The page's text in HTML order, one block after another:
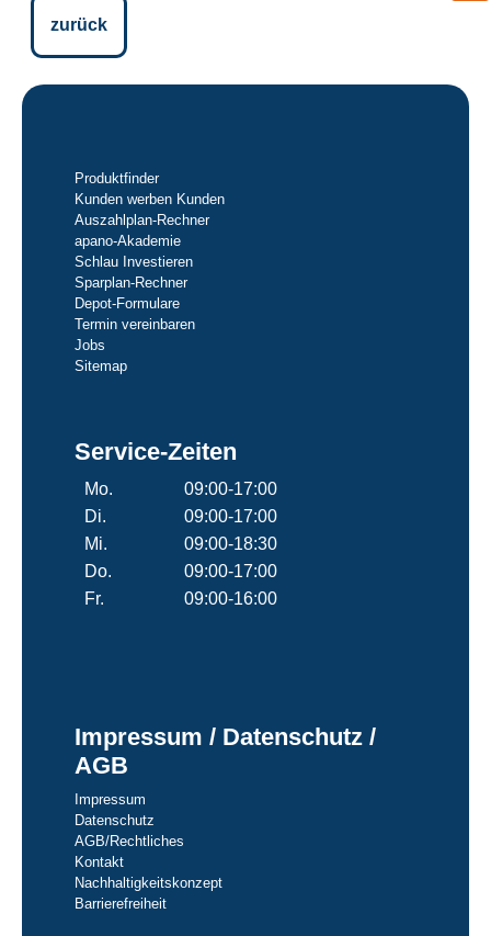
zurück
Produktfinder
Kunden werben Kunden
Auszahlplan-Rechner
apano-Akademie
Schlau Investieren
Sparplan-Rechner
Depot-Formulare
Termin vereinbaren
Jobs
Sitemap
Service-Zeiten
Mo.
09:00-17:00
Di.
09:00-17:00
Mi.
09:00-18:30
Do.
09:00-17:00
Fr.
09:00-16:00
Impressum / Datenschutz /
AGB
Impressum
Datenschutz
AGB/Rechtliches
Kontakt
Nachhaltigkeitskonzept
Barrierefreiheit